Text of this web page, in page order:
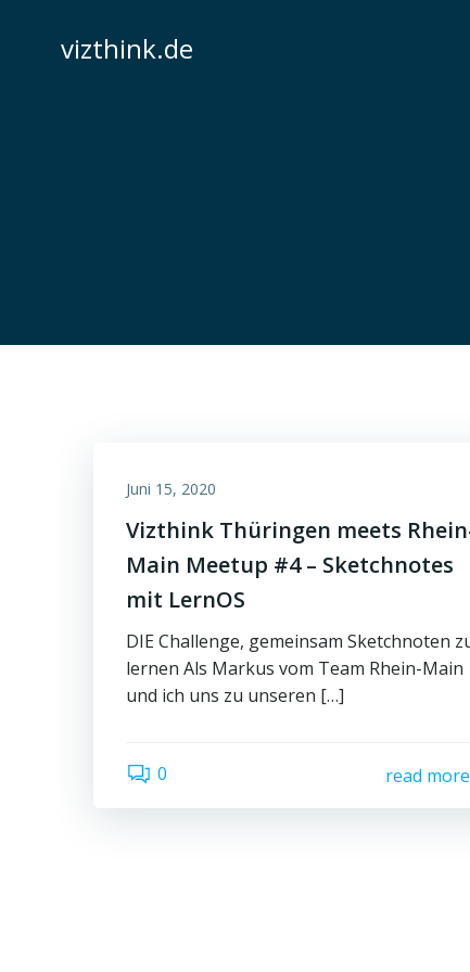
springenvizthink.de
Juni 15, 2020
Vizthink Thüringen meets
Main Meetup #4 – Sketchnotes
mit LernOS
DIE Challenge, gemeinsam Sketchnoten
lernen Als Markus vom Team Rhein-Main
und ich uns zu unseren […]
0 read more